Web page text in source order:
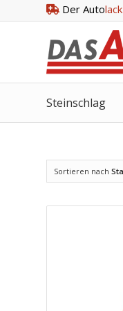
Der Autolack
Steinschlag
Sortieren nach